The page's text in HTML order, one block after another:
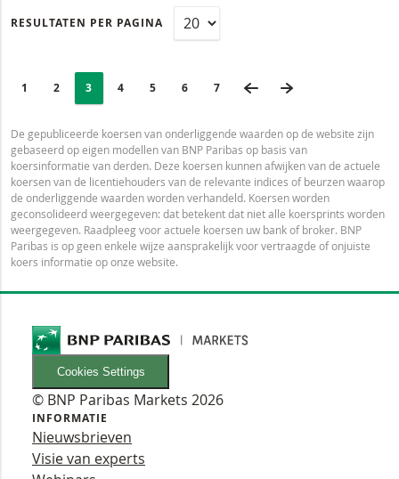
RESULTATEN PER PAGINA
PAGINERING
PAGE
1 PAGINA
2 Selected:
PAGINA
3 PAGINA
4 PAGINA
5 PAGINA
6 LAATSTE PAGINA
7 VORIGE PAGINA
De gepubliceerde koersen van onderliggende waarden op de website zijn
gebaseerd op eigen modellen van BNP Paribas op basis van
koersinformatie van derden. Deze koersen kunnen afwijken van de actuele
koersen van de licentiehouders van de relevante indices of beurzen waarop
de onderliggende waarden worden verhandeld. Koersen worden
geconsolideerd weergegeven: dat betekent dat niet alle koersprints worden
weergegeven. Raadpleeg voor actuele koersen uw bank of broker. BNP
Paribas is op geen enkele wijze aansprakelijk voor vertraagde of onjuiste
koers informatie op onze website.
Cookies Settings
© BNP Paribas Markets 2026
INFORMATIE
Nieuwsbrieven
Visie van experts